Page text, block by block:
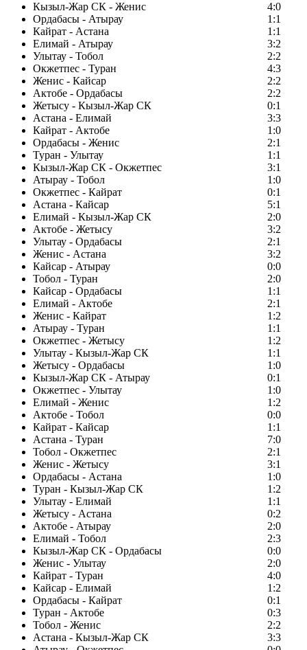
Кызыл-Жар СК - Женис
4:0
Ордабасы - Атырау
1:1
Кайрат - Астана
1:1
Елимай - Атырау
3:2
Улытау - Тобол
2:2
Окжетпес - Туран
4:3
Женис - Кайсар
2:2
Актобе - Ордабасы
2:2
Жетысу - Кызыл-Жар СК
0:1
Астана - Елимай
3:3
Кайрат - Актобе
1:0
Ордабасы - Женис
2:1
Туран - Улытау
1:1
Кызыл-Жар СК - Окжетпес
3:1
Атырау - Тобол
1:0
Окжетпес - Кайрат
0:1
Астана - Кайсар
5:1
Елимай - Кызыл-Жар СК
2:0
Актобе - Жетысу
3:2
Улытау - Ордабасы
2:1
Женис - Астана
3:2
Кайсар - Атырау
0:0
Тобол - Туран
2:0
Кайсар - Ордабасы
1:1
Елимай - Актобе
2:1
Женис - Кайрат
1:2
Атырау - Туран
1:1
Окжетпес - Жетысу
1:2
Улытау - Кызыл-Жар СК
1:1
Жетысу - Ордабасы
1:0
Кызыл-Жар СК - Атырау
0:1
Окжетпес - Улытау
1:0
Елимай - Женис
1:2
Актобе - Тобол
0:0
Кайрат - Кайсар
1:1
Астана - Туран
7:0
Тобол - Окжетпес
2:1
Женис - Жетысу
3:1
Ордабасы - Астана
1:0
Туран - Кызыл-Жар СК
1:2
Улытау - Елимай
1:1
Жетысу - Астана
0:2
Актобе - Атырау
2:0
Елимай - Тобол
2:3
Кызыл-Жар СК - Ордабасы
0:0
Женис - Улытау
2:0
Кайрат - Туран
4:0
Кайсар - Елимай
1:2
Ордабасы - Кайрат
0:1
Туран - Актобе
0:3
Тобол - Женис
2:2
Астана - Кызыл-Жар СК
3:3